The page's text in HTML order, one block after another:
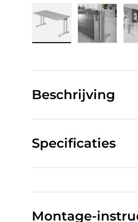
Beschrijving
Specificaties
Montage-